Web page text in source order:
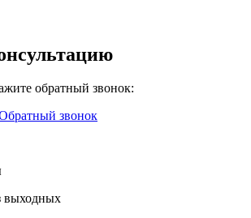
обратный звонок:
звонок
выходных